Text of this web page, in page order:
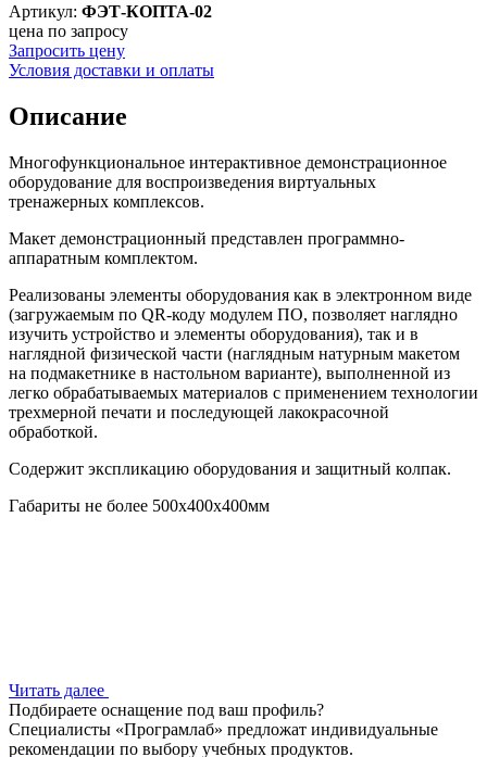
Артикул: ФЭТ-КОПТА-02
цена по запросу
Запросить цену
Условия доставки и оплаты
Описание
Многофункциональное интерактивное демонстрационное
оборудование для воспроизведения виртуальных
тренажерных комплексов.
Макет демонстрационный представлен программно-
аппаратным комплектом.
Реализованы элементы оборудования как в электронном виде
(загружаемым по QR-коду модулем ПО, позволяет наглядно
изучить устройство и элементы оборудования), так и в
наглядной физической части (наглядным натурным макетом
на подмакетнике в настольном варианте), выполненной из
легко обрабатываемых материалов с применением технологии
трехмерной печати и последующей лакокрасочной
обработкой.
Содержит экспликацию оборудования и защитный колпак.
Габариты не более 500х400х400мм
Читать далее
Подбираете оснащение под ваш профиль?
Специалисты «Програмлаб» предложат индивидуальные
рекомендации по выбору учебных продуктов.